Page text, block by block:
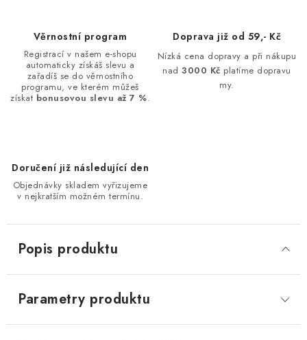
Věrnostní program
Registrací v našem e-shopu
automaticky získáš slevu a
zařadíš se do věrnostního
programu, ve kterém můžeš
získat bonusovou slevu až 7 %.
Doprava již od 59,- Kč
Nízká cena dopravy a při nákupu
nad3000 Kč platíme dopravu
my.
Doručení již následující den
Objednávky skladem vyřizujeme
v nejkratším možném termínu.
Popis produktu
Parametry produktu